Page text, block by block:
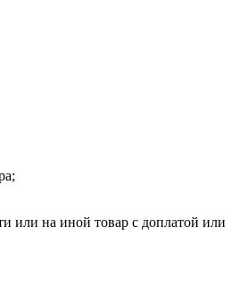
или на иной товар с доплатой или